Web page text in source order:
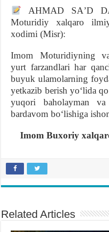
AHMAD SAʼD
Moturidiy xalqaro
xodimi (Misr):
Imom Moturidiyning
yurt farzandlari har
buyuk ulamolarning
yetkazib berish yoʻlida
yuqori baholayman
bardavom boʻlishiga
Imom Buxoriy
Related Articles